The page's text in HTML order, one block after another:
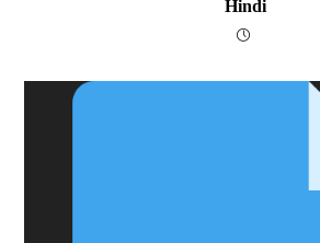
Hindi